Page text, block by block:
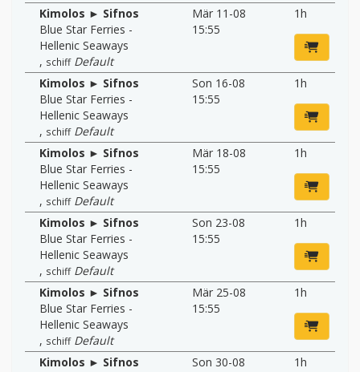
Kimolos ► Sifnos
Blue Star Ferries -
Hellenic Seaways
, schiff Default
Mär 11-08
15:55
1h
Kimolos ► Sifnos
Blue Star Ferries -
Hellenic Seaways
, schiff Default
Son 16-08
15:55
1h
Kimolos ► Sifnos
Blue Star Ferries -
Hellenic Seaways
, schiff Default
Mär 18-08
15:55
1h
Kimolos ► Sifnos
Blue Star Ferries -
Hellenic Seaways
, schiff Default
Son 23-08
15:55
1h
Kimolos ► Sifnos
Blue Star Ferries -
Hellenic Seaways
, schiff Default
Mär 25-08
15:55
1h
Kimolos ► Sifnos
Son 30-08
1h